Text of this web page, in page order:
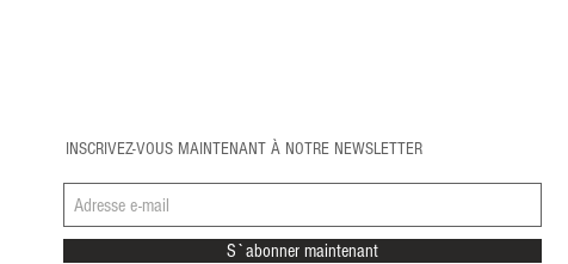
INSCRIVEZ-VOUS MAINTENANT À NOTRE NEWSLETTER
S`abonner maintenant